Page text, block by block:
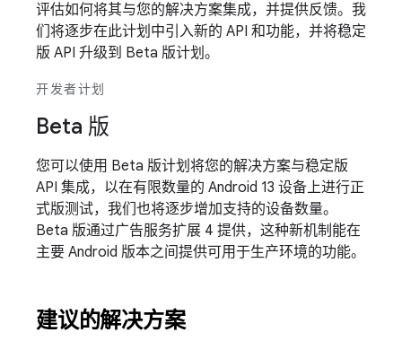
评估如何将其与您的解决方案集成，并提供反馈。我
们将逐步在此计划中引入新的 API 和功能，并将稳定
版 API 升级到 Beta 版计划。
开发者计划
Beta 版
您可以使用 Beta 版计划将您的解决方案与稳定版
API 集成，以在有限数量的 Android 13 设备上进行正
式版测试，我们也将逐步增加支持的设备数量。
Beta 版通过广告服务扩展 4 提供，这种新机制能在
主要 Android 版本之间提供可用于生产环境的功能。
建议的解决方案